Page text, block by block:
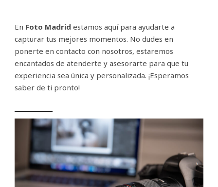
En Foto Madrid estamos aquí para ayudarte a
capturar tus mejores momentos. No dudes en
ponerte en contacto con nosotros, estaremos
encantados de atenderte y asesorarte para que tu
experiencia sea única y personalizada. ¡Esperamos
saber de ti pronto!